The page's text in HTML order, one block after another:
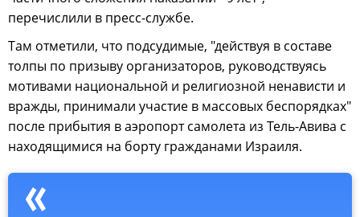
перечислили в пресс-службе.
Там отметили, что подсудимые, "действуя в составе
толпы по призыву организаторов, руководствуясь
мотивами национальной и религиозной ненависти и
вражды, принимали участие в массовых беспорядках"
после прибытия в аэропорт самолета из Тель-Авива с
находящимися на борту гражданами Израиля.